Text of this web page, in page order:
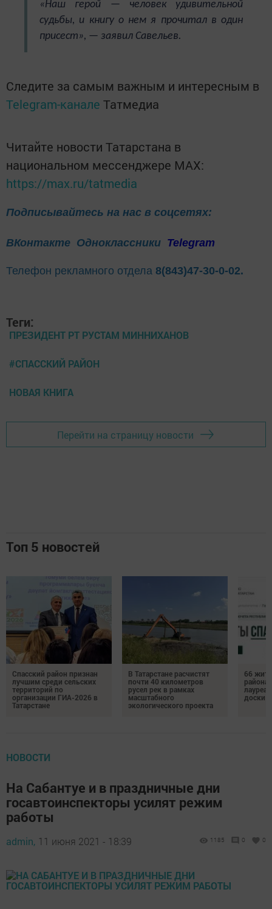
«Наш герой — человек удивительной
судьбы, и книгу о нем я прочитал в один
присест», — заявил Савельев.
Следите за самым важным и интересным в
Telegram-канале Татмедиа
Читайте новости Татарстана в
национальном мессенджере MАХ:
https://max.ru/tatmedia
Подписывайтесь на нас в соцсетях:
ВКонтакте Одноклассники Telegram
Телефон рекламного отдела 8(843)47-30-0-02.
Теги:
ПРЕЗИДЕНТ РТ РУСТАМ МИННИХАНОВ
#СПАССКИЙ РАЙОН
НОВАЯ КНИГА
Перейти на страницу новости
Топ 5 новостей
Спасский район признан
лучшим среди сельских
территорий по
организации ГИА-2026 в
Татарстане
В Татарстане расчистят
почти 40 километров
русел рек в рамках
масштабного
экологического проекта
66
района
доски
НОВОСТИ
На Сабантуе и в праздничные дни
госавтоинспекторы усилят режим
работы
admin, 11 июня 2021 - 18:39 1185 0 0